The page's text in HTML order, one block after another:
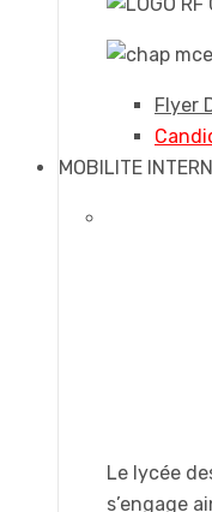
Flyer
MOBILITE
Le lycée
s’engage